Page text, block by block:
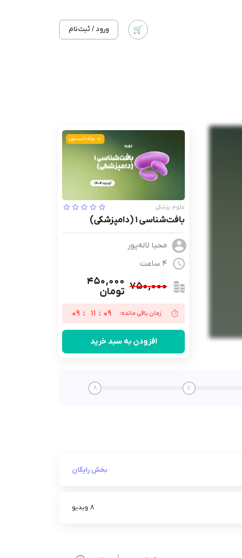
ورود / ثبت‌نام
چله تابستون
علوم پزشکی
بافت‌شناسی 1 (دامپزشکی)
محیا لاله‌پور
4 ساعت
۷۵۰,۰۰۰ ۴۵۰,۰۰۰
تومان
زمان باقی مانده: 08
:
11
:
09
افزودن به سبد خرید
7
8
بخش رایگان
8 ویدیو